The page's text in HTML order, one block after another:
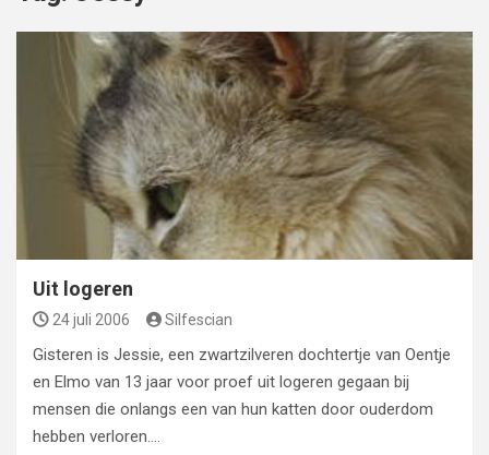
Uit logeren
24 juli 2006 Silfescian
Gisteren is Jessie, een zwartzilveren dochtertje van Oentje
en Elmo van 13 jaar voor proef uit logeren gegaan bij
mensen die onlangs een van hun katten door ouderdom
hebben verloren.…